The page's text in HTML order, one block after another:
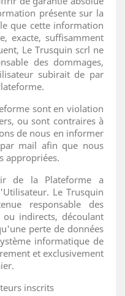
présente sur la
que cette information
exacte, suffisamment
Le Trusquin scrl ne
des dommages,
subirait de par
sont en violation
ou sont contraires à
de nous en informer
mail afin que nous
appropriées.
de la Plateforme a
Le Trusquin
responsable des
indirects, découlant
perte de données
informatique de
et exclusivement
inscrits